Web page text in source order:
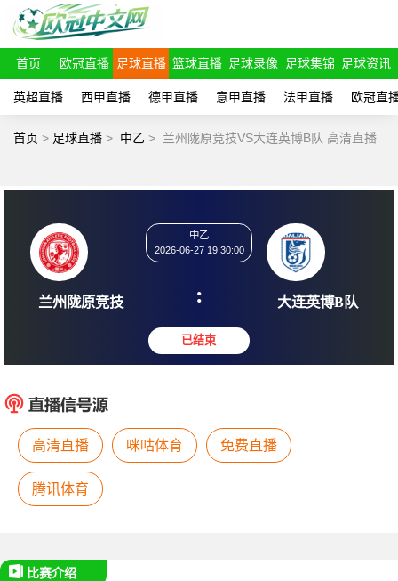
首页 欧冠直播 足球直播 篮球直播 足球录像 足球集锦 足球资讯
英超直播 西甲直播 德甲直播 意甲直播 法甲直播 欧冠直
首页 > 足球直播 > 中乙 > 兰州陇原竞技VS大连英博B队 高清直播
兰州陇原竞技
2026-06-27 19:30:00
: 大连英
高清直播 咪咕体育 免费直播
腾讯体育
比赛介绍